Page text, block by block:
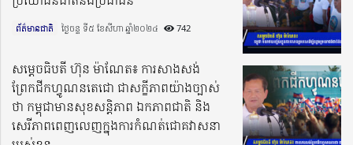
ព័ត៌មានជាតិ ថ្ងៃចន្ទ ទី៥ ខែសីហា ឆ្នាំ២០២៤​ 742
សម្តេចធិបតី ហ៊ុន ម៉ាណែត៖ ការសាងសង់
ព្រែកជីកហ្វូណនតេជោ ជាសក្ខីភាពយ៉ាងច្បាស់
ថា កម្ពុជាមានសុខសន្តិភាព ឯកភាពជាតិ និង
សេរីភាពពេញលេញក្នុងការកំណត់ជោគវាសនា